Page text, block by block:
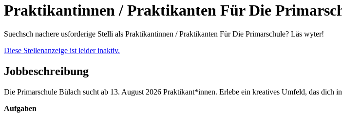
Praktikantinnen / Praktikanten Für Die
Suechsch nachere usforderige Stelli als Praktikantinnen / Praktikanten Für Die Primarschule? Läs wyter!
Diese Stellenanzeige ist leider inaktiv.
Jobbeschreibung
Die Primarschule Bülach sucht ab 13. August 2026 Praktikant*innen. Erlebe ein kreatives Umfeld, das dich
Aufgaben